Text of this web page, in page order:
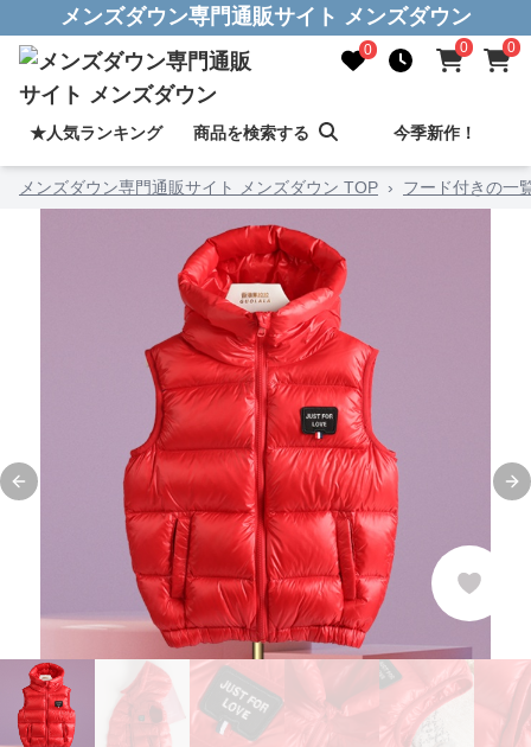
メンズダウン専門通販サイト メンズダウン
0 0 0
★人気ランキング 商品を検索する 今季新作！
メンズダウン専門通販サイト メンズダウン TOP › フード付きの一
Previous slide